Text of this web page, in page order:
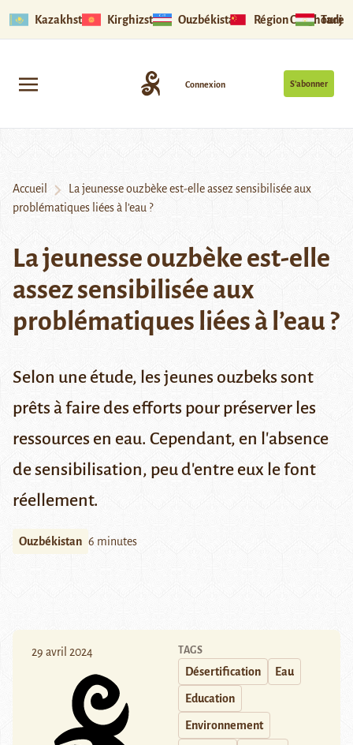
Kazakhstan Kirghizstan Ouzbékistan Région Ouïghoure
S’abonner
Connexion
Accueil
La jeunesse ouzbèke est-elle assez sensibilisée aux
problématiques liées à l’eau ?
La jeunesse ouzbèke est-elle
assez sensibilisée aux
problématiques liées à l’eau ?
Selon une étude, les jeunes ouzbeks sont
prêts à faire des efforts pour préserver les
ressources en eau. Cependant, en l'absence
de sensibilisation, peu d'entre eux le font
réellement.
Ouzbékistan 6 minutes
29 avril 2024 TAGS
Désertification Eau
Education
Environnement